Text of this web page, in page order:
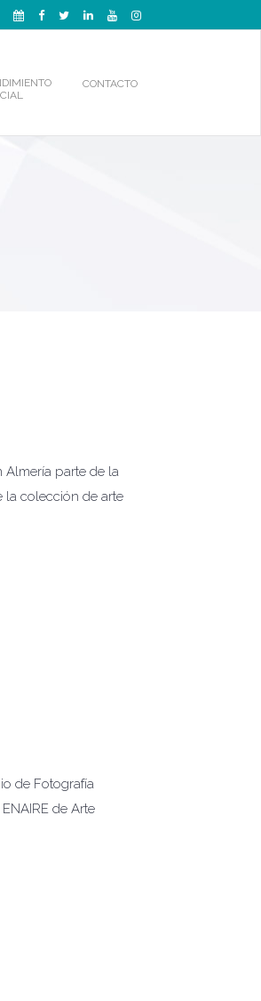
CONTACTO
Almería parte de la
la colección de arte
de Fotografía
de Arte